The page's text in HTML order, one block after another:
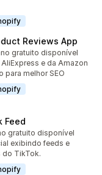
Reviews App
ao todo
gratuito disponível
e da Amazon
para melhor SEO
Feed
todo
gratuito disponível
exibindo feeds e
TikTok.